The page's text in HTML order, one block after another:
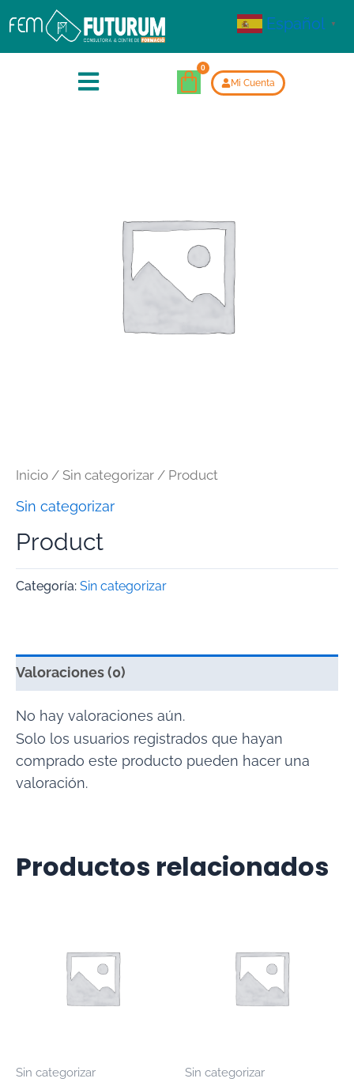
Mi Cuenta
Inicio / Sin categorizar / Product
Sin categorizar
Product
Categoría: Sin categorizar
Valoraciones (0)
No hay valoraciones aún.
Solo los usuarios registrados que hayan
comprado este producto pueden hacer una
valoración.
Productos relacionados
Sin categorizar Sin categorizar
Español ▼